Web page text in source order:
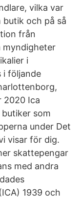
vilka var
butik och på så
från
myndigheter
i
i följande
2020 Ica
butiker som
under Det
visar för dig.
skattepengar
med andra
1939 och